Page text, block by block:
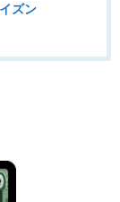
ズン